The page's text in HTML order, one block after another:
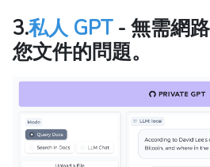
3.私人 GPT- 無需網
您文件的問題。